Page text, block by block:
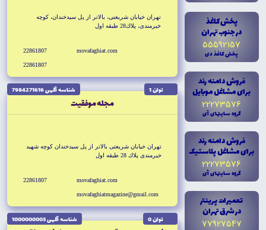
پخش کاغذ
در جنوب تهران
55592157
پخش کاغذ دى
فروش دامنه رند
براى مشاغل موبايل
22273576
گروه سايتهاى آى
فروش دامنه رند
براى مشاغل پلاستيک
22273576
گروه سايتهاى آى
تعميرات پرينتر
در شرق تهران
77927547
تهران خيابان شريعتى، بالاتر از پل سيدخندان، كوچه
خيرمندى، پلاك28 طبقه اول
movafaghiat.com
22861807
22861807
توان 1 شناسه آگهى 7984271616
مجله موفقيت
تهران خيابان شريعتى بالاتر از پل سيدخندان كوچه شهيد
خيرمندى پلاك 28 طبقه اول
movafaghiat.com
movafaghiatmagazine@gmail.com
22861807
توان 0 شناسه آگهى 1000000005